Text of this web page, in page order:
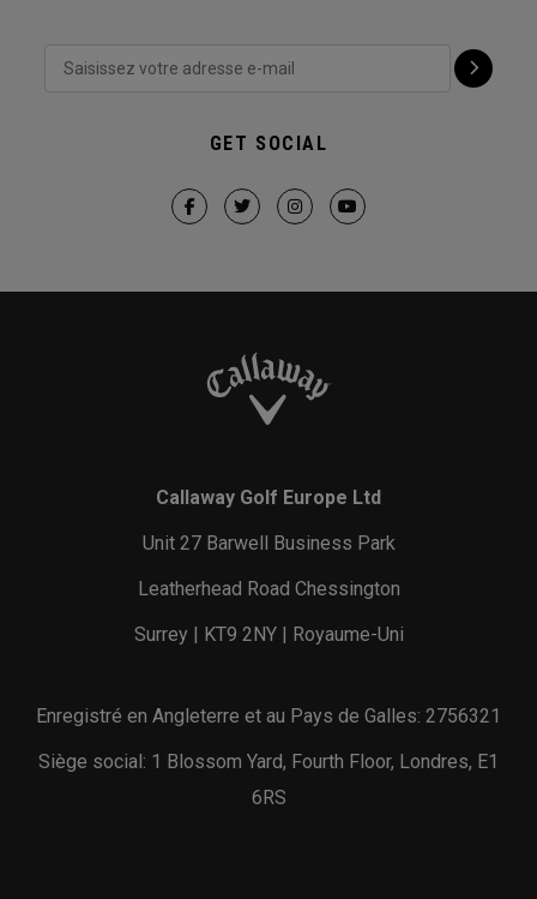
GET SOCIAL
Callaway Golf Europe Ltd
Unit 27 Barwell Business Park
Leatherhead Road Chessington
Surrey | KT9 2NY | Royaume-Uni
Enregistré en Angleterre et au Pays de Galles: 2756321
Siège social: 1 Blossom Yard, Fourth Floor, Londres, E1
6RS